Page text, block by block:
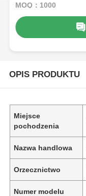
MOQ：1000
OPIS PRODUKTU
Miejsce
pochodzenia
Nazwa handlowa
Orzecznictwo
Numer modelu